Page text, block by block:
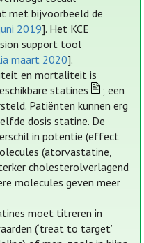
met bijvoorbeeld de
2019]. Het KCE
support tool
maart 2020].
en mortaliteit is
statines
; een
Patiënten kunnen erg
dosis statine. De
in potentie (effect
(atorvastatine,
cholesterolverlagend
molecules geven meer
moet titreren in
(‘treat to target’